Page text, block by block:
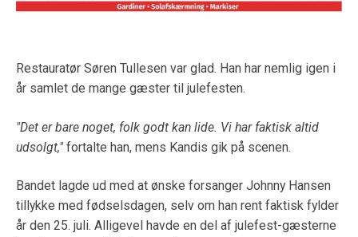
Restauratør Søren Tullesen var glad. Han har nemlig igen i
år samlet de mange gæster til julefesten.
"Det er bare noget, folk godt kan lide. Vi har faktisk altid
udsolgt,"fortalte han, mens Kandis gik på scenen.
Bandet lagde ud med at ønske forsanger Johnny Hansen
tillykke med fødselsdagen, selv om han rent faktisk fylder
år den 25. juli. Alligevel havde en del af julefest-gæsterne